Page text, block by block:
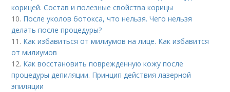
корицей. Состав и полезные свойства корицы
10. После уколов ботокса, что нельзя. Чего нельзя
делать после процедуры?
11. Как избавиться от милиумов на лице. Как избавится
от милиумов
12. Как восстановить поврежденную кожу после
процедуры депиляции. Принцип действия лазерной
эпиляции